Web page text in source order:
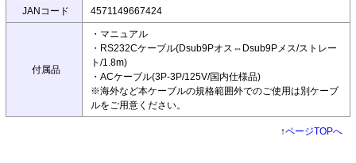
JANコード 4571149667424
付属品
・マニュアル
・RS232Cケーブル(Dsub9Pオス⇔Dsub9Pメス/ストレー
ト/1.8m)
・ACケーブル(3P-3P/125V/国内仕様品)
※海外など本ケーブルの規格範囲外でのご使用は別ケーブ
ルをご用意ください。
↑ページTOPへ